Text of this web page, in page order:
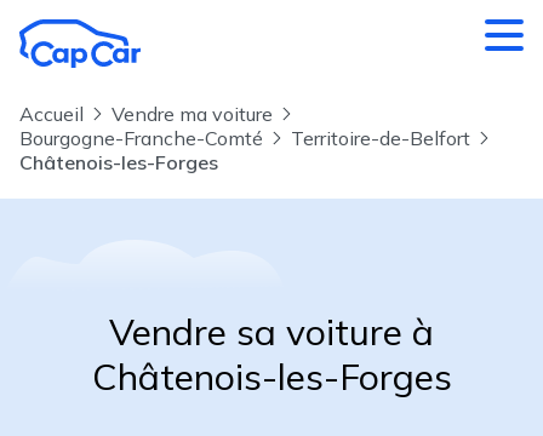
Accueil
Vendre ma voiture
Bourgogne-Franche-Comté
Territoire-de-Belfort
Châtenois-les-Forges
Vendre sa voiture à
Châtenois-les-Forges